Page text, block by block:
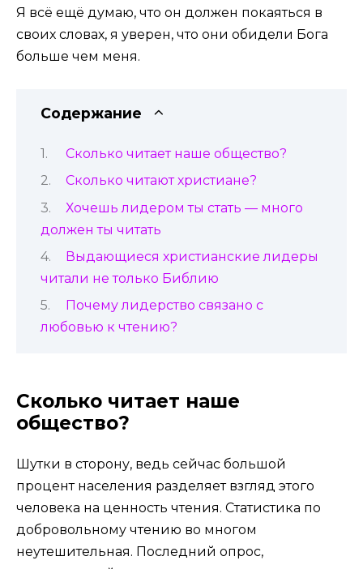
Я всё ещё думаю, что он должен покаяться в
своих словах, я уверен, что они обидели Бога
больше чем меня.
Содержание
Сколько читает наше общество?
Сколько читают христиане?
Хочешь лидером ты стать — много
должен ты читать
Выдающиеся христианские лидеры
читали не только Библию
Почему лидерство связано с
любовью к чтению?
Сколько читает наше
общество?
Шутки в сторону, ведь сейчас большой
процент населения разделяет взгляд этого
человека на ценность чтения. Статистика по
добровольному чтению во многом
неутешительная. Последний опрос,